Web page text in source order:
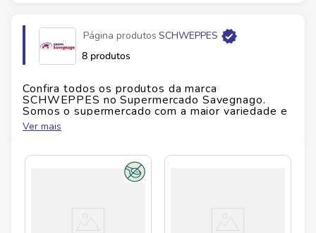
suave e frescor, perfeita para drinks simples ou
combinações criativas. A lata de 350ml facilita servir
e compartilhar momentos especiais com sabor
consistente. Na Savegnago, a seleção é pensada para
chegar fresca à sua mesa, mantendo qualidade e
sabor. Alérgenos e glúten: verifique a embalagem.
Garanta já o seu e eleve seus drinks com estilo.
Página produtos SCHWEPPES
8 produtos
Confira todos os produtos da marca
SCHWEPPES no Supermercado Savegnago.
Somos o supermercado com a maior variedade e
qualidade do Brasil!
de produtos SCHWEPPES, confira abaixo:
Ver mais